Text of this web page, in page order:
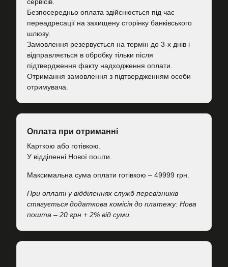
Безпосередньо оплата здійснюється під час
переадресації на захищену сторінку банківського
шлюзу.
Замовлення резервується на термін до 3-х днів і
відправляється в обробку тільки після
підтвердження факту надходження оплати.
Отримання замовлення з підтвердженням особи
отримувача.
Оплата при отриманні
Карткою або готівкою.
У відділенні Нової пошти.
Максимальна сума оплати готівкою – 49999 грн.
При оплаті у відділеннях служб перевізників
стягується додаткова комісія до платежу: Нова
пошта – 20 грн + 2% від суми.